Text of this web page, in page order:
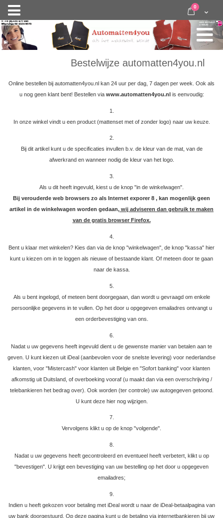
Nav
activeren
door
inhoud
Cart
0 items
Bestelwijze automatten4you.nl
Online bestellen bij automatten4you.nl kan 24 uur per dag, 7 dagen per week. Ook als
u nog geen klant bent! Bestellen viawww.automatten4you.nl is eenvoudig:
1.
In onze winkel vindt u een product (mattenset met of zonder logo) naar uw keuze.
2.
Bij dit artikel kunt u de specificaties invullen b.v. de kleur van de mat, van de
afwerkrand en wanneer nodig de kleur van het logo.
3.
Als u dit heeft ingevuld, kiest u de knop "in de winkelwagen".
Bij verouderde web browsers zo als Internet exporer 8 , kan mogenlijk geen
artikel in de winkelwagen worden gedaan, wij adviseren dan gebruik te maken
van de gratis browser Firefox.
4.
Bent u klaar met winkelen? Kies dan via de knop "winkelwagen", de knop "kassa" hier
kunt u kiezen om in te loggen als nieuwe of bestaande klant. Of meteen door te gaan
naar de kassa.
5.
Als u bent ingelogd, of meteen bent doorgegaan, dan wordt u gevraagd om enkele
persoonlijke gegevens in te vullen. Op het door u opgegeven emailadres ontvangt u
een orderbevestiging van ons.
6.
Nadat u uw gegevens heeft ingevuld dient u de gewenste manier van betalen aan te
geven. U kunt kiezen uit iDeal (aanbevolen voor de snelste levering) voor nederlandse
klanten, voor "Mistercash" voor klanten uit Belgie en "Sofort banking" voor klanten
afkomstig uit Duitsland, of overboeking vooraf (u maakt dan via een overschrijving /
telebankieren het bedrag over). Ook worden (ter controle) uw autogegeven getoond.
U kunt deze hier nog wijzigen.
7.
Vervolgens klikt u op de knop "volgende".
8.
Nadat u uw gegevens heeft gecontroleerd en eventueel heeft verbetert, klikt u op
"bevestigen". U krijgt een bevestiging van uw bestelling op het door u opgegeven
emailadres;
9.
Indien u heeft gekozen voor betaling met iDeal wordt u naar de iDeal-betaalpagina van
uw bank doorgestuurd. Op deze pagina kunt u de betaling via internetbankieren bij uw